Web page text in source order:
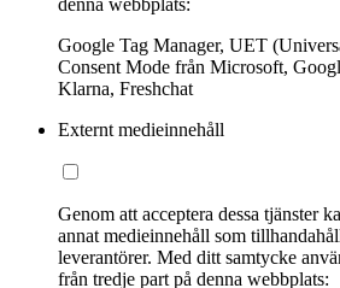
denna webbplats:
Google Tag Manager, UET
Consent Mode från Microsoft,
Klarna, Freshchat
Externt medieinnehåll
Genom att acceptera dessa tjänster
annat medieinnehåll som
leverantörer. Med ditt samtycke
från tredje part på denna webbplats: